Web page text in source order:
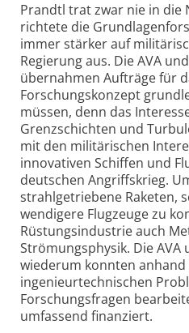
Prandtl trat zwar nie in die
richtete die
immer stärker auf
Regierung aus. Die AVA
übernahmen Aufträge für
Forschungskonzept
müssen, denn das
Grenzschichten und
mit den militärischen
innovativen Schiffen und
deutschen Angriffskrieg.
strahlgetriebene Raketen,
wendigere Flugzeuge zu
Rüstungsindustrie auch
Strömungsphysik. Die
wiederum konnten
ingenieurtechnischen
Forschungsfragen
umfassend finanziert.